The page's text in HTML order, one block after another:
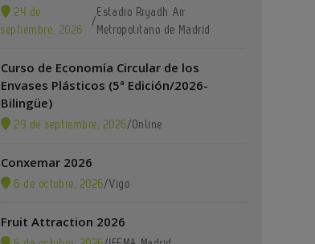
24 de
septiembre, 2026
/
Estadio Riyadh Air
Metropolitano de Madrid
Curso de Economía Circular de los
Envases Plásticos (5ª Edición/2026-
Bilingüe)
29 de septiembre, 2026/Online
Conxemar 2026
6 de octubre, 2026/Vigo
Fruit Attraction 2026